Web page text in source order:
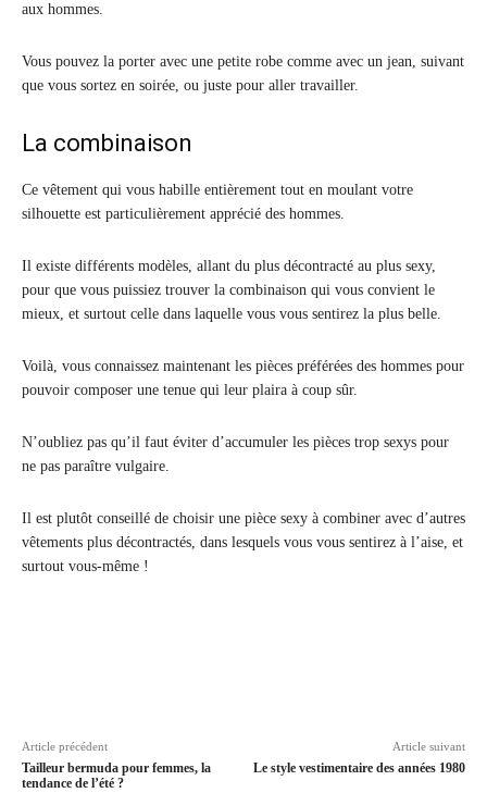
aux hommes.
Vous pouvez la porter avec une petite robe comme avec un jean, suivant
que vous sortez en soirée, ou juste pour aller travailler.
La combinaison
Ce vêtement qui vous habille entièrement tout en moulant votre
silhouette est particulièrement apprécié des hommes.
Il existe différents modèles, allant du plus décontracté au plus sexy,
pour que vous puissiez trouver la combinaison qui vous convient le
mieux, et surtout celle dans laquelle vous vous sentirez la plus belle.
Voilà, vous connaissez maintenant les pièces préférées des hommes pour
pouvoir composer une tenue qui leur plaira à coup sûr.
N’oubliez pas qu’il faut éviter d’accumuler les pièces trop sexys pour
ne pas paraître vulgaire.
Il est plutôt conseillé de choisir une pièce sexy à combiner avec d’autres
vêtements plus décontractés, dans lesquels vous vous sentirez à l’aise, et
surtout vous-même !
Article précédent
Tailleur bermuda pour femmes, la
tendance de l’été ?
Article suivant
Le style vestimentaire des années 1980